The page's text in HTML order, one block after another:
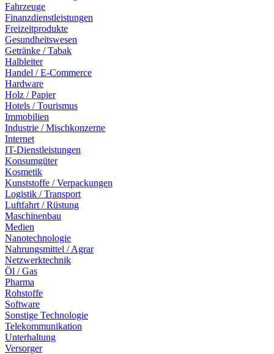
Fahrzeuge
Finanzdienstleistungen
Freizeitprodukte
Gesundheitswesen
Getränke / Tabak
Halbleiter
Handel / E-Commerce
Hardware
Holz / Papier
Hotels / Tourismus
Immobilien
Industrie / Mischkonzerne
Internet
IT-Dienstleistungen
Konsumgüter
Kosmetik
Kunststoffe / Verpackungen
Logistik / Transport
Luftfahrt / Rüstung
Maschinenbau
Medien
Nanotechnologie
Nahrungsmittel / Agrar
Netzwerktechnik
Öl / Gas
Pharma
Rohstoffe
Software
Sonstige Technologie
Telekommunikation
Unterhaltung
Versorger